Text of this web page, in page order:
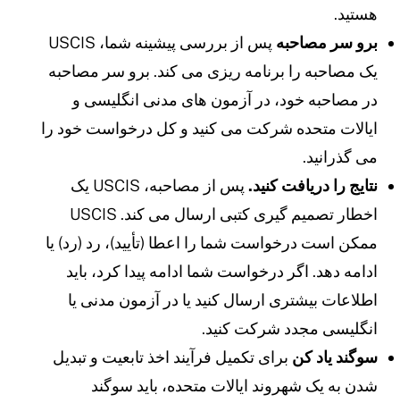
هستید.
برو سر مصاحبه
پس از بررسی پیشینه شما، USCIS
یک مصاحبه را برنامه ریزی می کند. برو سر مصاحبه
در مصاحبه خود، در آزمون های مدنی انگلیسی و
ایالات متحده شرکت می کنید و کل درخواست خود را
می گذرانید.
نتایج را دریافت کنید.
پس از مصاحبه، USCIS یک
اخطار تصمیم گیری کتبی ارسال می کند. USCIS
ممکن است درخواست شما را اعطا (تأیید)، رد (رد) یا
ادامه دهد. اگر درخواست شما ادامه پیدا کرد، باید
اطلاعات بیشتری ارسال کنید یا در آزمون مدنی یا
انگلیسی مجدد شرکت کنید.
سوگند یاد کنبرای تکمیل فرآیند اخذ تابعیت و تبدیل
شدن به یک شهروند ایالات متحده، باید سوگند